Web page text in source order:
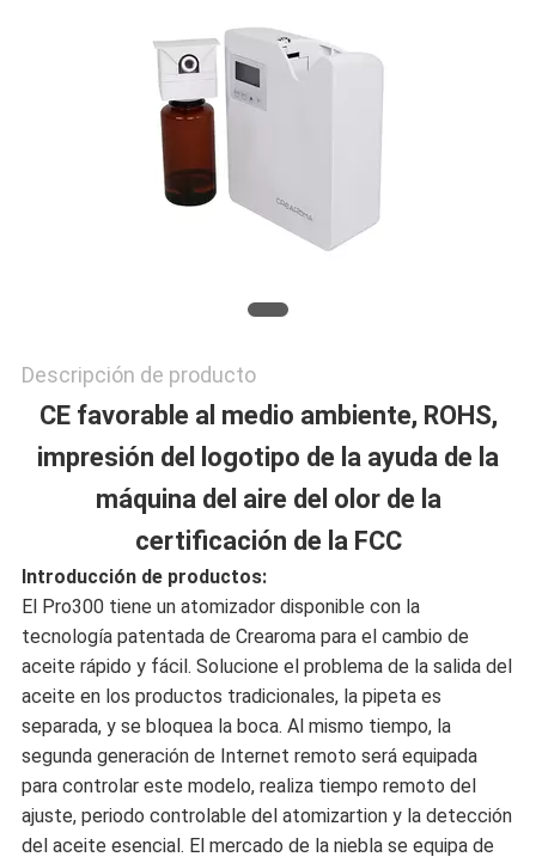
POLÍTICA
DE
PRIVACIDAD
Descripción de producto
CE favorable al medio ambiente, ROHS,
impresión del logotipo de la ayuda de la
máquina del aire del olor de la
certificación de la FCC
Introducción de productos:
El Pro300 tiene un atomizador disponible con la
tecnología patentada de Crearoma para el cambio de
aceite rápido y fácil. Solucione el problema de la salida del
aceite en los productos tradicionales, la pipeta es
separada, y se bloquea la boca. Al mismo tiempo, la
segunda generación de Internet remoto será equipada
para controlar este modelo, realiza tiempo remoto del
ajuste, periodo controlable del atomizartion y la detección
del aceite esencial. El mercado de la niebla se equipa de